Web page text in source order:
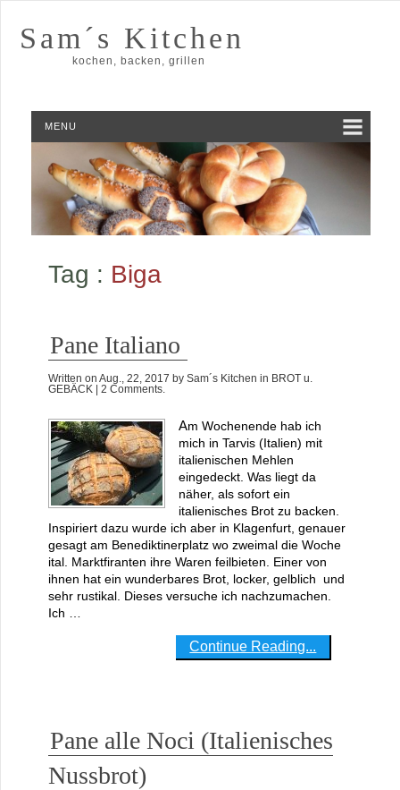
Sam´s Kitchen
kochen, backen, grillen
MENU
Tag : Biga
Pane Italiano
Written on Aug., 22, 2017 by Sam´s Kitchen in BROT u.
GEBÄCK
| 2 Comments.
Am Wochenende hab ich
mich in Tarvis (Italien) mit
italienischen Mehlen
eingedeckt. Was liegt da
näher, als sofort ein
italienisches Brot zu backen.
Inspiriert dazu wurde ich aber in Klagenfurt, genauer
gesagt am Benediktinerplatz wo zweimal die Woche
ital. Marktfiranten ihre Waren feilbieten. Einer von
ihnen hat ein wunderbares Brot, locker, gelblich und
sehr rustikal. Dieses versuche ich nachzumachen.
Ich …
Continue Reading...
Pane alle Noci (Italienisches
Nussbrot)